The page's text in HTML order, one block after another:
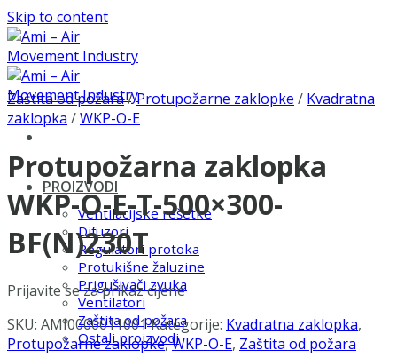
Skip to content
PROIZVODI
Ventilacijske rešetke
Difuzori
Regulatori protoka
Protukišne žaluzine
Prigušivači zvuka
Ventilatori
Zaštita od požara
Ostali proizvodi
Zaštita od požara/Protupožarne zaklopke / Kvadratna
zaklopka /WKP-O-E
Protupožarna zaklopka
WKP-O-E-T-500×300-
BF(N)230T
Prijavite se za prikaz cijene
SKU: AMI0000011001Kategorije: Kvadratna zaklopka,
Protupožarne zaklopke,WKP-O-E, Zaštita od požara